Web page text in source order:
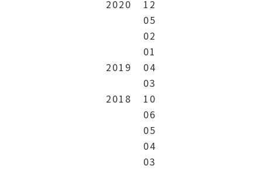
2020
12
05
02
01
2019
04
03
2018
10
06
05
04
03